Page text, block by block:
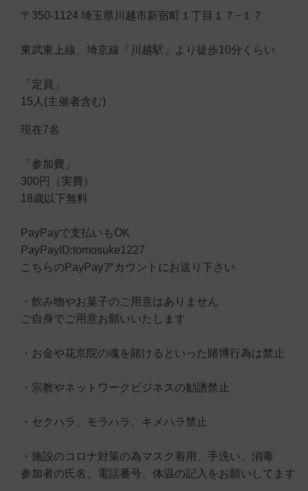
〒350-1124 埼玉県川越市新宿町１丁目１７−１７
東武東上線、埼京線「川越駅」より徒歩10分くらい
「定員」
15人(主催者含む)
現在7名
「参加費」
300円（実費）
18歳以下無料
PayPayで支払いもOK
PayPayID:tomosuke1227
こちらのPayPayアカウントにお送り下さい
・飲み物やお菓子のご用意はありません
ご自身でご用意お願いいたします
・お金や花京院の魂を賭けるといった賭博行為は禁止
・宗教やネットワークビジネスの勧誘禁止
・セクハラ、モラハラ、キメハラ禁止
・施設のコロナ対策の為マスク着用、手洗い、消毒
参加者の氏名、電話番号、体温の記入をお願いしてます